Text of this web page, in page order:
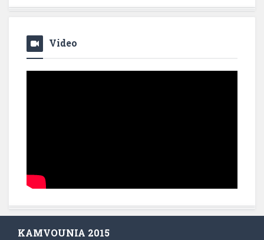
Video
KAMVOUNIA 2015